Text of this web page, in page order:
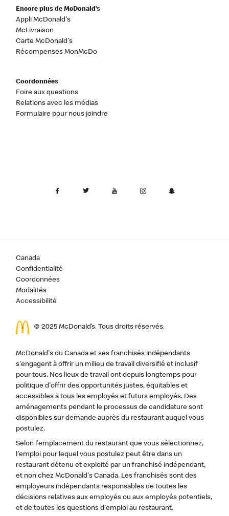
Encore plus de McDonald’s
Appli McDonald's
McLivraison
Carte McDonald's
Récompenses MonMcDo
Coordonnées
Foire aux questions
Relations avec les médias
Formulaire pour nous joindre
Canada
Confidentialité
Coordonnées
Modalités
Accessibilité
© 2025 McDonald’s. Tous droits réservés.
McDonald's du Canada et ses franchisés indépendants
s'engagent à offrir un milieu de travail diversifié et inclusif
pour tous. Nos lieux de travail ont depuis longtemps pour
politique d'offrir des opportunités justes, équitables et
accessibles à tous les employés et futurs employés. Des
aménagements pendant le processus de candidature sont
disponibles sur demande auprès du restaurant auquel vous
postulez.
Selon l'emplacement du restaurant que vous sélectionnez,
l'emploi pour lequel vous postulez peut être dans un
restaurant détenu et exploité par un franchisé indépendant,
et non chez McDonald's Canada. Les franchisés sont des
employeurs indépendants responsables de toutes les
décisions relatives aux employés ou aux employés potentiels,
et de toutes les questions d'emploi au restaurant.